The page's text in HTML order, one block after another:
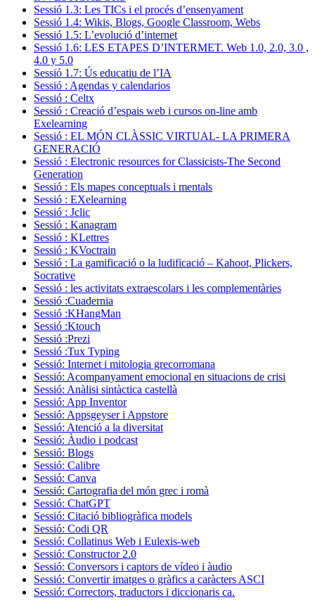
Sessió 1.3: Les TICs i el procés d’ensenyament
Sessió 1.4: Wikis, Blogs, Google Classroom, Webs
Sessió 1.5: L’evolució d’internet
Sessió 1.6: LES ETAPES D’INTERMET. Web 1.0, 2.0, 3.0 ,
4.0 y 5.0
Sessió 1.7: Ús educatiu de l’IA
Sessió : Agendas y calendarios
Sessió : Celtx
Sessió : Creació d’espais web i cursos on-line amb
Exelearning
Sessió : EL MÓN CLÀSSIC VIRTUAL- LA PRIMERA
GENERACIÓ
Sessió : Electronic resources for Classicists-The Second
Generation
Sessió : Els mapes conceptuals i mentals
Sessió : EXelearning
Sessió : Jclic
Sessió : Kanagram
Sessió : KLettres
Sessió : KVoctrain
Sessió : La gamificació o la ludificació – Kahoot, Plickers,
Socrative
Sessió : les activitats extraescolars i les complementàries
Sessió :Cuadernia
Sessió :KHangMan
Sessió :Ktouch
Sessió :Prezi
Sessió :Tux Typing
Sessió: Internet i mitologia grecorromana
Sessió: Acompanyament emocional en situacions de crisi
Sessió: Anàlisi sintàctica castellà
Sessió: App Inventor
Sessió: Appsgeyser i Appstore
Sessió: Atenció a la diversitat
Sessió: Àudio i podcast
Sessió: Blogs
Sessió: Calibre
Sessió: Canva
Sessió: Cartografia del món grec i romà
Sessió: ChatGPT
Sessió: Citació bibliogràfica models
Sessió: Codi QR
Sessió: Collatinus Web i Eulexis-web
Sessió: Constructor 2.0
Sessió: Conversors i captors de vídeo i àudio
Sessió: Convertir imatges o gràfics a caràcters ASCI
Sessió: Correctors, traductors i diccionaris ca.